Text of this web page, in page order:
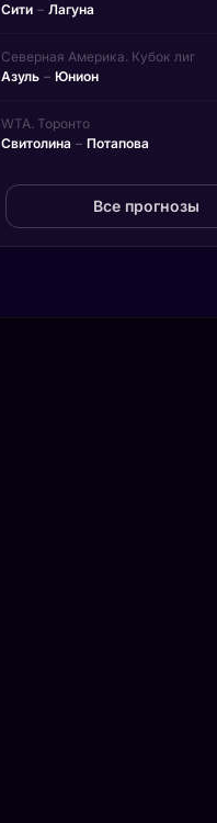
Сити – Лагуна
Северная Америка. Кубок лиг
Азуль – Юнион
WTA. Торонто
Свитолина – Потапова
Все прогнозы